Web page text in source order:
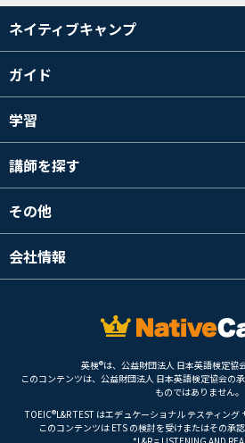
ネイティブキャンプ
ガイド
学習
講師を探す
その他
会社情報
英検®は、公益財団法人 日本英語検定協
このコンテンツは、公益財団法人 日本英語検定協会の
ものではありません。
TOEIC®L&R TEST はエデュケーショナル テスティング
このコンテンツは ETS の検討を受けまたはその承